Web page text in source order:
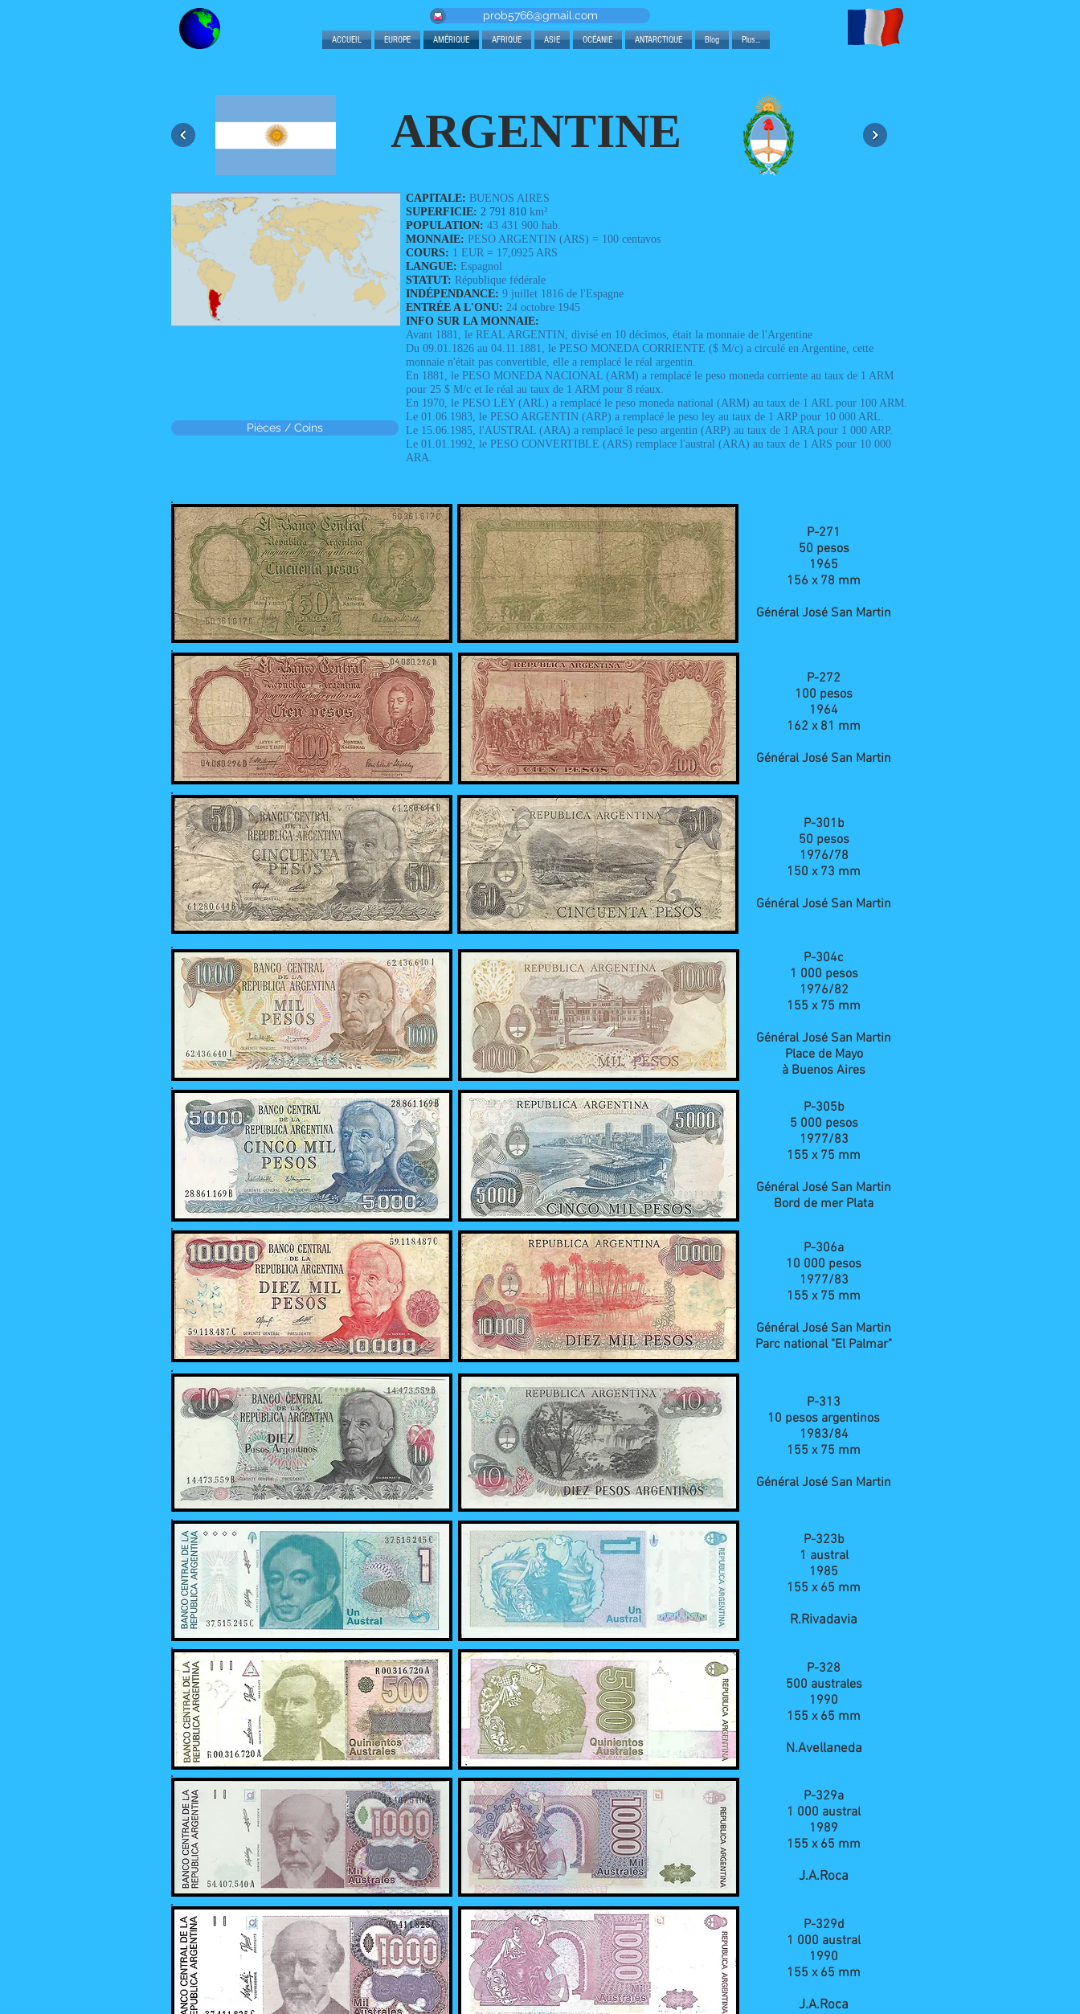
prob5766@gmail.com
ACCUEIL EUROPE AMÉRIQUE AFRIQUE ASIE OCÉANIE ANTARCTIQUE Blog Plus...
ARGENTINE
Pièces / Coins
CAPITALE: BUENOS AIRES
SUPERFICIE: 2 791 810 km²
POPULATION: 43 431 900 hab.
MONNAIE: PESO ARGENTIN (ARS) = 100 centavos
COURS: 1 EUR = 17,0925 ARS
LANGUE: Espagnol
STATUT: République fédérale
INDÉPENDANCE: 9 juillet 1816 de l'Espagne
ENTRÉE A L'ONU: 24 octobre 1945
INFO SUR LA MONNAIE:
Avant 1881, le REAL ARGENTIN, divisé en 10 décimos, était la monnaie de l'Argentine
Du 09.01.1826 au 04.11.1881, le PESO MONEDA CORRIENTE ($ M/c) a circulé en Argentine, cette
monnaie n'était pas convertible, elle a remplacé le réal argentin.
En 1881, le PESO MONEDA NACIONAL (ARM) a remplacé le peso moneda corriente au taux de 1 ARM
pour 25 $ M/c et le réal au taux de 1 ARM pour 8 réaux.
En 1970, le PESO LEY (ARL) a remplacé le peso moneda national (ARM) au taux de 1 ARL pour 100 ARM.
Le 01.06.1983, le PESO ARGENTIN (ARP) a remplacé le peso ley au taux de 1 ARP pour 10 000 ARL.
Le 15.06.1985, l'AUSTRAL (ARA) a remplacé le peso argentin (ARP) au taux de 1 ARA pour 1 000 ARP.
Le 01.01.1992, le PESO CONVERTIBLE (ARS) remplace l'austral (ARA) au taux de 1 ARS pour 10 000
ARA.
P-271
50 pesos
1965
156 x 78 mm
Général José San Martin
P-272
100 pesos
1964
162 x 81 mm
Général José San Martin
P-301b
50 pesos
1976/78
150 x 73 mm
Général José San Martin
P-304c
1 000 pesos
1976/82
155 x 75 mm
Général José San Martin
Place de Mayo
à Buenos Aires
P-305b
5 000 pesos
1977/83
155 x 75 mm
Général José San Martin
Bord de mer Plata
P-306a
10 000 pesos
1977/83
155 x 75 mm
Général José San Martin
Parc national "El Palmar"
P-313
10 pesos argentinos
1983/84
155 x 75 mm
Général José San Martin
P-323b
1 austral
1985
155 x 65 mm
R.Rivadavia
P-328
500 australes
1990
155 x 65 mm
N.Avellaneda
P-329a
1 000 austral
1989
155 x 65 mm
J.A.Roca
P-329d
1 000 austral
1990
155 x 65 mm
J.A.Roca